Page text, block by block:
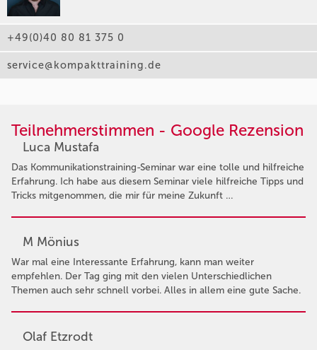
+49(0)40 80 81 375 0
service@kompakttraining.de
Teilnehmerstimmen - Google Rezension
Luca Mustafa
Das Kommunikationstraining-Seminar war eine tolle und hilfreiche
Erfahrung. Ich habe aus diesem Seminar viele hilfreiche Tipps und
Tricks mitgenommen, die mir für meine Zukunft …
M Mönius
War mal eine Interessante Erfahrung, kann man weiter
empfehlen. Der Tag ging mit den vielen Unterschiedlichen
Themen auch sehr schnell vorbei. Alles in allem eine gute Sache.
Olaf Etzrodt